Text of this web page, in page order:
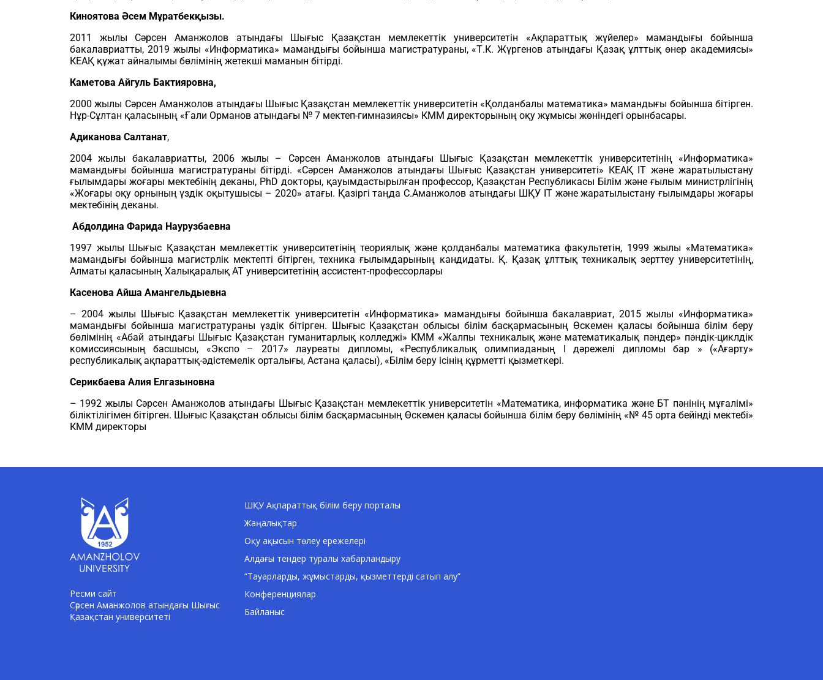
Киноятова Әсем Мұратбекқызы.
2011 жылы Сәрсен Аманжолов атындағы Шығыс Қазақстан мемлекеттік университетін «Ақпараттық жүйелер» мамандығы бойынша
бакалавриатты, 2019 жылы «Информатика» мамандығы бойынша магистратураны, «Т.К. Жүргенов атындағы Қазақ ұлттық өнер академиясы»
КЕАҚ құжат айналымы бөлімінің жетекші маманын бітірді.
Каметова Айгуль Бактияровна,
2000 жылы Сәрсен Аманжолов атындағы Шығыс Қазақстан мемлекеттік университетін «Қолданбалы математика» мамандығы бойынша бітірген.
Нұр-Сұлтан қаласының «Ғали Орманов атындағы № 7 мектеп-гимназиясы» КММ директорының оқу жұмысы жөніндегі орынбасары.
Адиканова Салтанат,
2004 жылы бакалавриатты, 2006 жылы – Сәрсен Аманжолов атындағы Шығыс Қазақстан мемлекеттік университетінің «Информатика»
мамандығы бойынша магистратураны бітірді. «Сәрсен Аманжолов атындағы Шығыс Қазақстан университеті» КЕАҚ IT және жаратылыстану
ғылымдары жоғары мектебінің деканы, PhD докторы, қауымдастырылған профессор, Қазақстан Республикасы Білім және ғылым министрлігінің
«Жоғары оқу орнының үздік оқытушысы – 2020» атағы. Қазіргі таңда С.Аманжолов атындағы ШҚУ ІТ және жаратылыстану ғылымдары жоғары
мектебінің деканы.
Абдолдина Фарида Наурузбаевна
1997 жылы Шығыс Қазақстан мемлекеттік университетінің теориялық және қолданбалы математика факультетін, 1999 жылы «Математика»
мамандығы бойынша магистрлік мектепті бітірген, техника ғылымдарының кандидаты. Қ. Қазақ ұлттық техникалық зерттеу университетінің,
Алматы қаласының Халықаралық АТ университетінің ассистент-профессорлары
Касенова Айша Амангельдыевна
– 2004 жылы Шығыс Қазақстан мемлекеттік университетін «Информатика» мамандығы бойынша бакалавриат, 2015 жылы «Информатика»
мамандығы бойынша магистратураны үздік бітірген. Шығыс Қазақстан облысы білім басқармасының Өскемен қаласы бойынша білім беру
бөлімінің «Абай атындағы Шығыс Қазақстан гуманитарлық колледжі» КММ «Жалпы техникалық және математикалық пәндер» пәндік-циклдік
комиссиясының басшысы, «Экспо – 2017» лауреаты дипломы, «Республикалық олимпиаданың І дәрежелі дипломы бар » («Ағарту»
республикалық ақпараттық-әдістемелік орталығы, Астана қаласы), «Білім беру ісінің құрметті қызметкері.
Серикбаева Алия Елгазыновна
– 1992 жылы Сәрсен Аманжолов атындағы Шығыс Қазақстан мемлекеттік университетін «Математика, информатика және БТ пәнінің мұғалімі»
біліктілігімен бітірген. Шығыс Қазақстан облысы білім басқармасының Өскемен қаласы бойынша білім беру бөлімінің «№ 45 орта бейінді мектебі»
КММ директоры
Ресми сайт
Сәрсен Аманжолов атындағы Шығыс
Қазақстан университеті
ШҚУ Ақпараттық білім беру порталы
Жаңалықтар
Оқу ақысын төлеу ережелері
Алдағы тендер туралы хабарландыру
“Тауарларды, жұмыстарды, қызметтерді сатып алу”
Конференциялар
Байланыс
Amanzholov University көмекшісі